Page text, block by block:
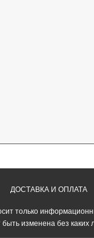
ДОСТАВКА И ОПЛАТА
только
изменена без каких